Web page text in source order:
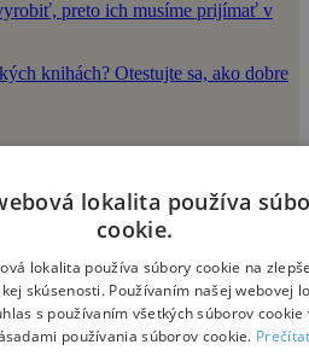
preto ich musíme prijímať v
knihách? Otestujte
pripomínať stále. Zapojte sa do kvízu
knižné klasiky.
lokalita používa
cookie.
lokalita používa súbory cookie na
skúsenosti. Používaním našej webovej
s používaním všetkých súborov cookie
používania súborov cookie.